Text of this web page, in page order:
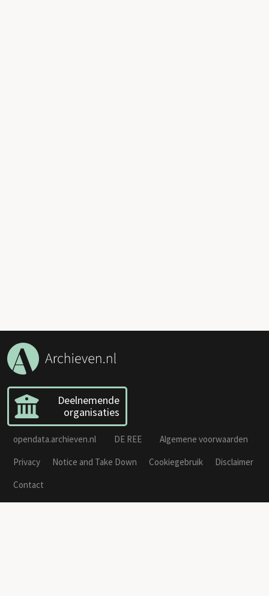
Deelnemende
organisaties
opendata.archieven.nl DE REE
Algemene voorwaarden
Privacy
Notice and Take Down Cookiegebruik
Disclaimer
Contact